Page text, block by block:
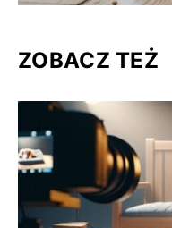
ZOBACZ TEŻ